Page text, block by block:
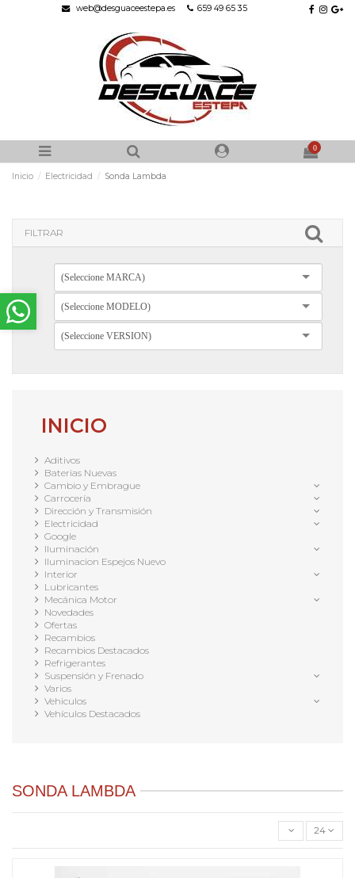
web@desguaceestepa.es 659 49 65 35
0
Inicio Electricidad Sonda Lambda
FILTRAR
(Seleccione MARCA)
(Seleccione MODELO)
(Seleccione VERSION)
INICIO
Aditivos
Baterias Nuevas
Cambio y Embrague
Carrocería
Dirección y Transmisión
Electricidad
Google
Iluminación
Iluminacion Espejos Nuevo
Interior
Lubricantes
Mecánica Motor
Novedades
Ofertas
Recambios
Recambios Destacados
Refrigerantes
Suspensión y Frenado
Varios
Vehiculos
Vehículos Destacados
SONDA LAMBDA
24